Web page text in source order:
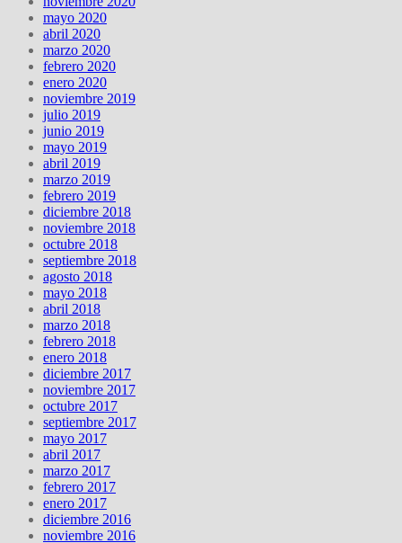
mayo 2020
abril 2020
marzo 2020
febrero 2020
enero 2020
noviembre 2019
julio 2019
junio 2019
mayo 2019
abril 2019
marzo 2019
febrero 2019
diciembre 2018
noviembre 2018
octubre 2018
septiembre 2018
agosto 2018
mayo 2018
abril 2018
marzo 2018
febrero 2018
enero 2018
diciembre 2017
noviembre 2017
octubre 2017
septiembre 2017
mayo 2017
abril 2017
marzo 2017
febrero 2017
enero 2017
diciembre 2016
noviembre 2016